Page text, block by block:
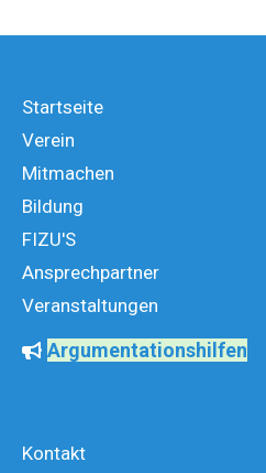
Startseite
Verein
Mitmachen
Bildung
FIZU'S
Ansprechpartner
Veranstaltungen
Argumentationshilfen
Kontakt